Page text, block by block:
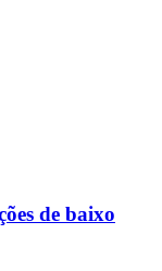
de baixo